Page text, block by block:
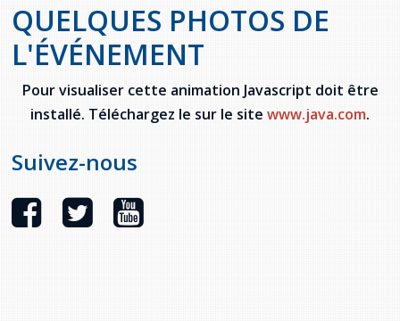
Marc-Alexandre Mestres
Stacy Smith
Nancy Dillon
Clare Halleran
Joseph Kayumba
QUELQUES PHOTOS DE
L'ÉVÉNEMENT
Pour visualiser cette animation Javascript doit être
installé. Téléchargez le sur le site www.java.com.
Suivez-nous